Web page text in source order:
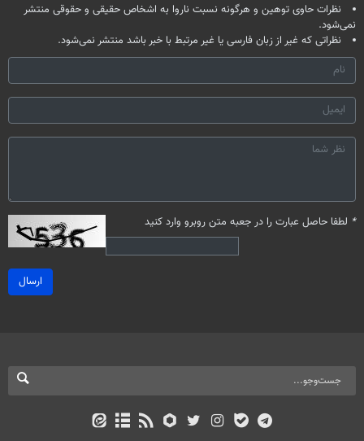
نظرات حاوی توهین و هرگونه نسبت ناروا به اشخاص حقیقی و حقوقی منتشر
نمی‌شود.
نظراتی که غیر از زبان فارسی یا غیر مرتبط با خبر باشد منتشر نمی‌شود.
* لطفا حاصل عبارت را در جعبه متن روبرو وارد کنید
ارسال